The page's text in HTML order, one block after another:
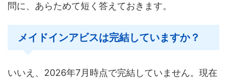
問に、あらためて短く答えておきます。
メイドインアビスは完結していますか？
いいえ、2026年7月時点で完結していません。現在